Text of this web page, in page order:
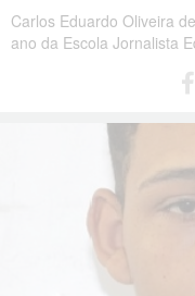
Carlos Eduardo Oliveira
ano da Escola Jornalista